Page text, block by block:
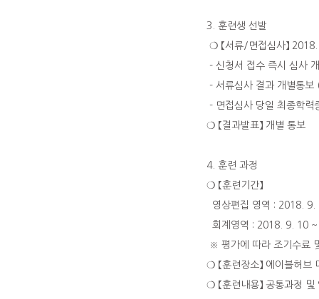
3. 훈련생 선발
❍ 【서류/면접심사】
- 신청서 접수 즉시 심사
- 서류심사 결과 개별통보
- 면접심사 당일 최종학력
❍ 【결과발표】 개별 통보
4. 훈련 과정
❍ 【훈련기간】
영상편집 영역 : 2018.
회계영역 : 2018. 9. 10
※ 평가에 따라 조기수료
❍ 【훈련장소】 에이블허
❍ 【훈련내용】 공통과정